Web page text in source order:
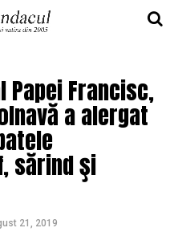
Papei Francisc,
a alergat
sărind şi
21, 2019